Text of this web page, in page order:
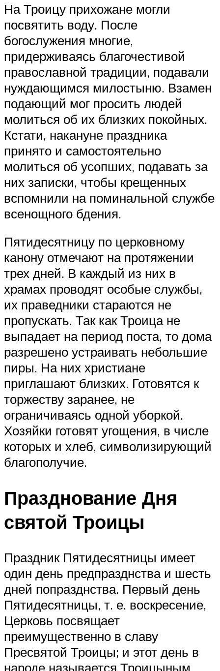
На Троицу прихожане могли
посвятить воду. После
богослужения многие,
придерживаясь благочестивой
православной традиции, подавали
нуждающимся милостыню. Взамен
подающий мог просить людей
молиться об их близких покойных.
Кстати, накануне праздника
принято и самостоятельно
молиться об усопших, подавать за
них записки, чтобы крещенных
вспомнили на поминальной службе
всенощного бдения.
Пятидесятницу по церковному
канону отмечают на протяжении
трех дней. В каждый из них в
храмах проводят особые службы,
их праведники стараются не
пропускать. Так как Троица не
выпадает на период поста, то дома
разрешено устраивать небольшие
пиры. На них христиане
приглашают близких. Готовятся к
торжеству заранее, не
ограничиваясь одной уборкой.
Хозяйки готовят угощения, в числе
которых и хлеб, символизирующий
благополучие.
Празднование Дня
святой Троицы
Праздник Пятидесятницы имеет
один день предпразднства и шесть
дней попразднства. Первый день
Пятидесятницы, т. е. воскресение,
Церковь посвящает
преимущественно в славу
Пресвятой Троицы; и этот день в
народе называется Троицыным